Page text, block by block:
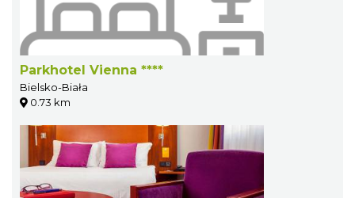
Parkhotel Vienna ****
Bielsko-Biała
0.73 km